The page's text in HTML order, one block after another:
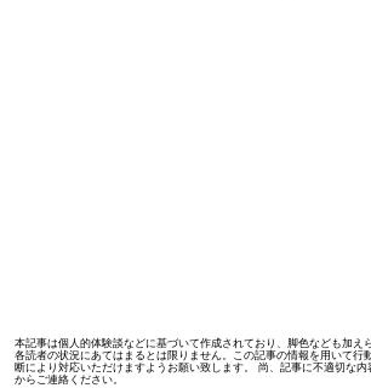
本記事は個人的体験談などに基づいて作成されており、脚色なども加え
各読者の状況にあてはまるとは限りません。この記事の情報を用いて行
断により対応いただけますようお願い致します。 尚、記事に不適切な
からご連絡ください。